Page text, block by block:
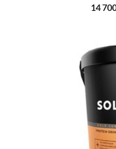
14